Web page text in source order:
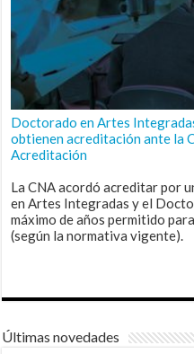
Doctorado en Artes
obtienen acreditación ante la
Acreditación
La CNA acordó acreditar por
en Artes Integradas y el
máximo de años permitido
(según la normativa vigente).
Últimas novedades